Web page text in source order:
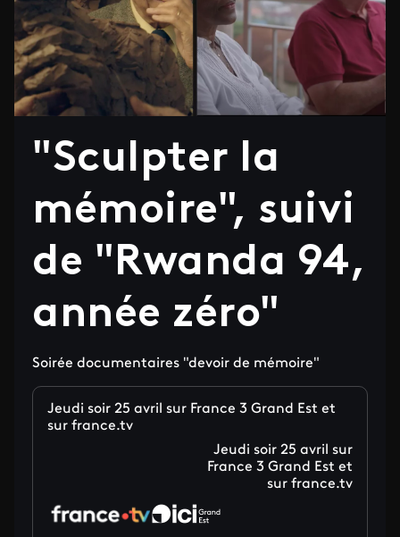
"Sculpter la
mémoire", suivi
de "Rwanda 94,
année zéro"
Soirée documentaires "devoir de mémoire"
Jeudi soir 25 avril sur France 3 Grand Est et
sur france.tv
Jeudi soir 25 avril sur
France 3 Grand Est et
sur france.tv